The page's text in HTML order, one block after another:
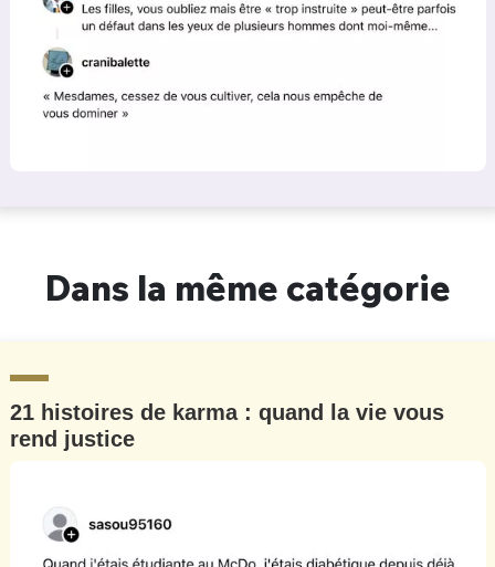
Dans la même catégorie
21 histoires de karma : quand la vie vous
rend justice